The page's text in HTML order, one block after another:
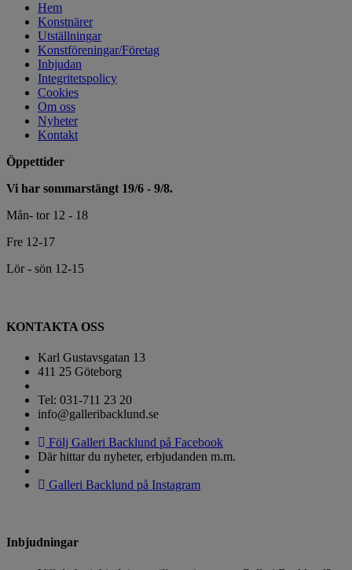
Hem
Konstnärer
Utställningar
Konstföreningar/Företag
Inbjudan
Integritetspolicy
Cookies
Om oss
Nyheter
Kontakt
Öppettider
Vi har sommarstängt 19/6 - 9/8.
Mån- tor 12 - 18
Fre 12-17
Lör - sön 12-15
KONTAKTA OSS
Karl Gustavsgatan 13
411 25 Göteborg
Tel: 031-711 23 20
info@galleribacklund.se
Följ Galleri Backlund på Facebook
Där hittar du nyheter, erbjudanden m.m.
Galleri Backlund på Instagram
Inbjudningar